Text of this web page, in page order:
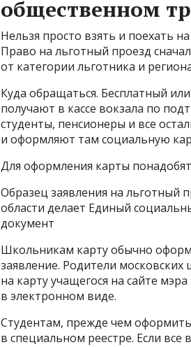
общественном
Нельзя просто взять и поехать
Право на льготный проезд
от категории льготника и
Куда обращаться. Бесплатный
получают в кассе вокзала по
студенты, пенсионеры и все
и оформляют там социальную
Для оформления карты
Образец заявления на льготный
области делает Единый
документ
Школьникам карту обычно
заявление. Родители
на карту учащегося на сайте
в электронном виде.
Студентам, прежде чем
в специальном реестре. Если